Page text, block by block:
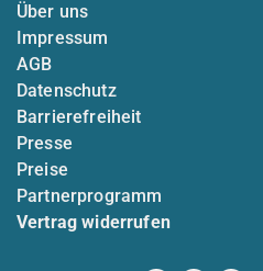
Über uns
Impressum
AGB
Datenschutz
Barrierefreiheit
Presse
Preise
Partnerprogramm
Vertrag widerrufen